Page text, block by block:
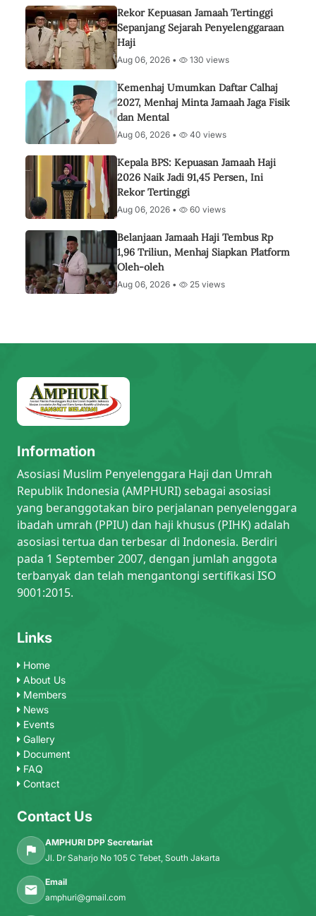
Rekor Kepuasan Jamaah Tertinggi
Sepanjang Sejarah Penyelenggaraan
Haji
Aug 06, 2026 • 130 views
Kemenhaj Umumkan Daftar Calhaj
2027, Menhaj Minta Jamaah Jaga Fisik
dan Mental
Aug 06, 2026 • 40 views
Kepala BPS: Kepuasan Jamaah Haji
2026 Naik Jadi 91,45 Persen, Ini
Rekor Tertinggi
Aug 06, 2026 • 60 views
Belanjaan Jamaah Haji Tembus Rp
1,96 Triliun, Menhaj Siapkan Platform
Oleh-oleh
Aug 06, 2026 • 25 views
Information
Asosiasi Muslim Penyelenggara Haji dan Umrah
Republik Indonesia (AMPHURI) sebagai asosiasi
yang beranggotakan biro perjalanan penyelenggara
ibadah umrah (PPIU) dan haji khusus (PIHK) adalah
asosiasi tertua dan terbesar di Indonesia. Berdiri
pada 1 September 2007, dengan jumlah anggota
terbanyak dan telah mengantongi sertifikasi ISO
9001:2015.
Links
Home
About Us
Members
News
Events
Gallery
Document
FAQ
Contact
Contact Us
AMPHURI DPP Secretariat
Jl. Dr Saharjo No 105 C Tebet, South Jakarta
Email
amphuri@gmail.com